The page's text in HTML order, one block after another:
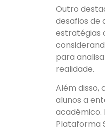
Outro
desafios de
estratégias
para
realidade.
Além disso,
alunos a
acadêmico.
Plataforma